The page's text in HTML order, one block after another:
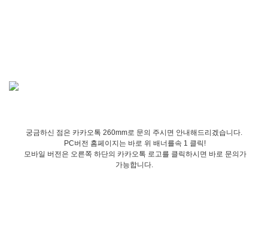
궁금하신 점은 카카오톡 260mm로 문의 주시면 안내해드리겠습니다.
PC버전 홈페이지는 바로 위 배너를속 1 클릭!
모바일 버전은 오른쪽 하단의 카카오톡 로고를 클릭하시면 바로 문의가
가능합니다.